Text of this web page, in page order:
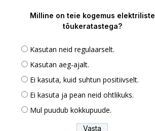
Milline on teie kogemus elektriliste
tõukeratastega?
Kasutan neid regulaarselt.
Kasutan aeg-ajalt.
Ei kasuta, kuid suhtun positiivselt.
Ei kasuta ja pean neid ohtlikuks.
Mul puudub kokkupuude.